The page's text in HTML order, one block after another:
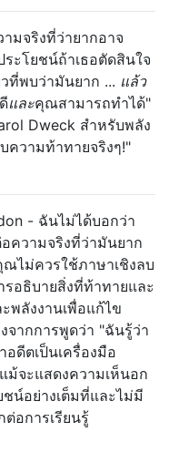
ามจริงที่ว่ายากอาจ
ระโยชน์ถ้าเธอตัดสินใจ
วที่พบว่ามันยาก ... แล้ว
และคุณสามารถทำได้"
Dweck สำหรับพลัง
วามท้าทายจริงๆ!"
- ฉันไม่ได้บอกว่า
ความจริงที่ว่ามันยาก
ไม่ควรใช้ภาษาเชิงลบ
รอธิบายสิ่งที่ท้าทายและ
พลังงานเพื่อแก้ไข
ากการพูดว่า "ฉันรู้ว่า
ดีตเป็นเครื่องมือ
จะแสดงความเห็นอก
ชน์อย่างเต็มที่และไม่มี
ต่อการเรียนรู้